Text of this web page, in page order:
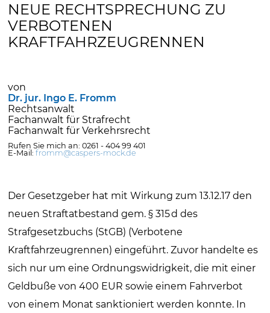
NEUE RECHTSPRECHUNG ZU
VERBOTENEN
KRAFTFAHRZEUGRENNEN
von
Dr. jur. Ingo E. Fromm
Rechtsanwalt
Fachanwalt für Strafrecht
Fachanwalt für Verkehrsrecht
Rufen Sie mich an: 0261 - 404 99 401
E-Mail:fromm@caspers-mock.de
Der Gesetzgeber hat mit Wirkung zum 13.12.17 den
neuen Straftatbestand gem. § 315 d des
Strafgesetzbuchs (StGB) (Verbotene
Kraftfahrzeugrennen) eingeführt. Zuvor handelte es
sich nur um eine Ordnungswidrigkeit, die mit einer
Geldbuße von 400 EUR sowie einem Fahrverbot
von einem Monat sanktioniert werden konnte. In